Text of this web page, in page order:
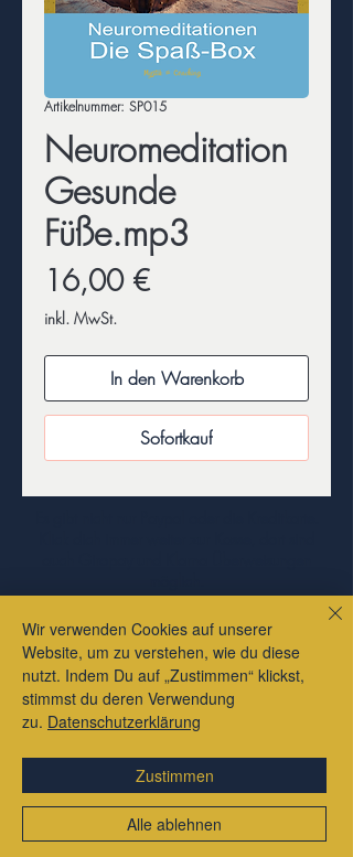
Artikelnummer: SP015
Neuromeditation
Gesunde
Füße.mp3
16,00 €Preis
inkl. MwSt.
In den Warenkorb
Sofortkauf
Datenschutzerklärung
Liefer- und Zahlungsbedingungen
Allgemeine Geschäftsbedingungen
Wir verwenden Cookies auf unserer
Website, um zu verstehen, wie du diese
nutzt. Indem Du auf „Zustimmen“ klickst,
stimmst du deren Verwendung
zu. Datenschutzerklärung
Alle ablehnen
Zustimmen